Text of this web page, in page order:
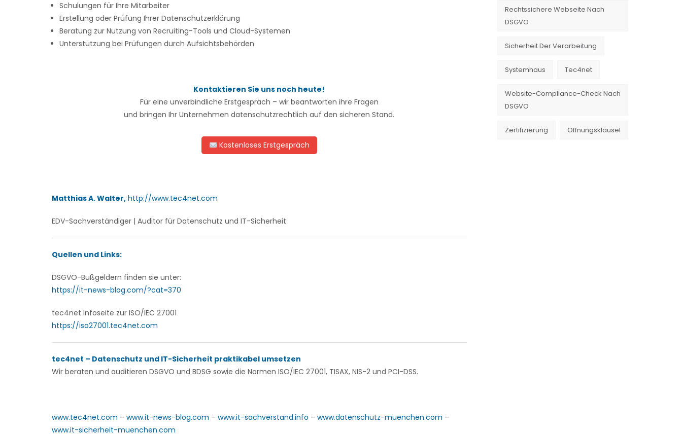
Schulungen für Ihre Mitarbeiter
Erstellung oder Prüfung Ihrer Datenschutzerklärung
Beratung zur Nutzung von Recruiting-Tools und Cloud-Systemen
Unterstützung bei Prüfungen durch Aufsichtsbehörden
Kontaktieren Sie uns noch heute!
Für eine unverbindliche Erstgespräch – wir beantworten ihre Fragen
und bringen Ihr Unternehmen datenschutzrechtlich auf den sicheren Stand.
Kostenloses Erstgespräch
Matthias A. Walter, http://www.tec4net.com
EDV-Sachverständiger | Auditor für Datenschutz und IT-Sicherheit
Quellen und Links:
DSGVO-Bußgeldern finden sie unter:
https://it-news-blog.com/?cat=370
tec4net Infoseite zur ISO/IEC 27001
https://iso27001.tec4net.com
tec4net – Datenschutz und IT-Sicherheit praktikabel umsetzen
Wir beraten und auditieren DSGVO und BDSG sowie die Normen ISO/IEC 27001, TISAX, NIS-2 und PCI-DSS.
www.tec4net.com – www.it-news-blog.com – www.it-sachverstand.info – www.datenschutz-muenchen.com –
www.it-sicherheit-muenchen.com
Rechtssichere Webseite Nach
DSGVO
Sicherheit Der Verarbeitung
Systemhaus Tec4net
Website-Compliance-Check Nach
DSGVO
Zertifizierung Öffnungsklausel